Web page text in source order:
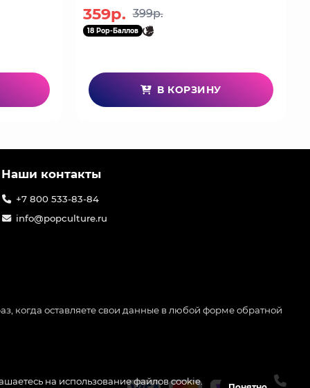
359р. 399р.
18 Pop-Баллов
В КОРЗИНУ
на использование файлов cookie.
Наши контакты
+7 800 533-83-84
info@popculture.ru
когда оставляете свои данные в любой форме обратной